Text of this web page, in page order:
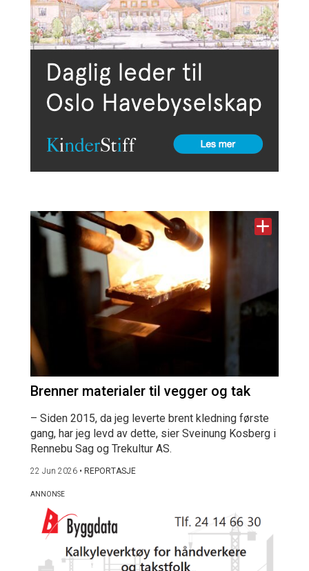
Brenner materialer til vegger og tak
– Siden 2015, da jeg leverte brent kledning første
gang, har jeg levd av dette, sier Sveinung Kosberg i
Rennebu Sag og Trekultur AS.
22 Jun 2026 • REPORTASJE